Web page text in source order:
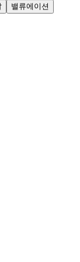
밸류에이션